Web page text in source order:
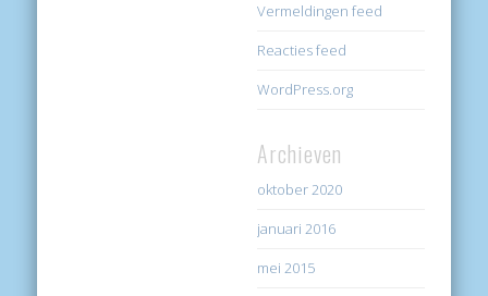
Vermeldingen feed
Reacties feed
WordPress.org
Archieven
oktober 2020
januari 2016
mei 2015